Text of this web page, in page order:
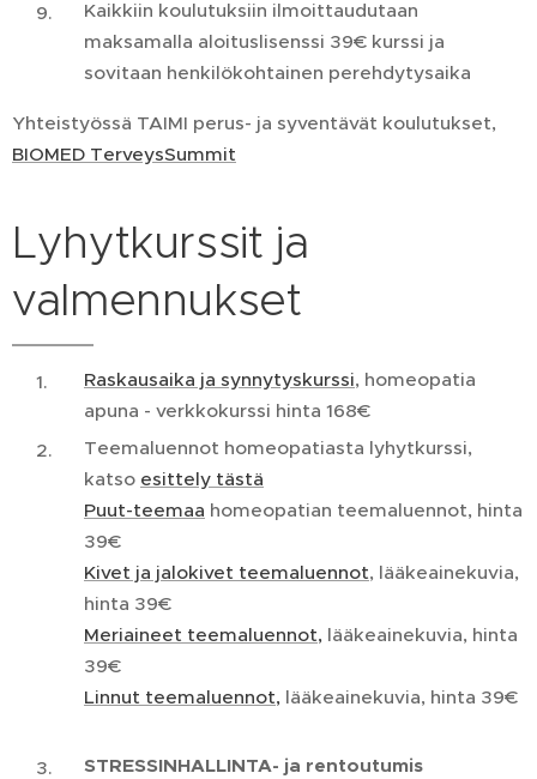
Kaikkiin koulutuksiin ilmoittaudutaan
maksamalla aloituslisenssi 39€ kurssi ja
sovitaan henkilökohtainen perehdytysaika
Yhteistyössä TAIMI perus- ja syventävät koulutukset,
BIOMED TerveysSummit
Lyhytkurssit ja
valmennukset
Raskausaika ja synnytyskurssi, homeopatia
apuna - verkkokurssi hinta 168€
Teemaluennot homeopatiasta lyhytkurssi,
katso esittely tästä
Puut-teemaa homeopatian teemaluennot, hinta
39€
Kivet ja jalokivet teemaluennot, lääkeainekuvia,
hinta 39€
Meriaineet teemaluennot, lääkeainekuvia, hinta
39€
Linnut teemaluennot, lääkeainekuvia, hinta 39€
STRESSINHALLINTA- ja rentoutumis